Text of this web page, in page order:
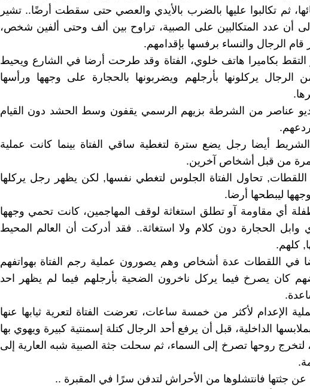
ثم تكالبوا عليها بالضرب بالأيدي والعصي حتى سقطت أرضًا.. تشير
إلى أن عدد المتكالبين على الصبية، تراوح بين ألف وحتى ألفين شخص،
الرجال والنساء برفسها بإقدامهم.
التقط بكاميرا هاتف خلوي، الفتاة وقد طرحت أرضا في الشارع ويحيط
الرجال يركلونها بأرجلهم ويضربونها بالحجارة على وجهها ورأسها
عناصر من الشرطة بزيهم الرسمي يقفون وسط الحشد دون القيام
أيضا رجل يضع سترة لتغطية ساقي الفتاة بينما كانت عملية
من قبل أشخاص آخرين.
تحاول الفتاة الجلوس لتغطي نفسها, لكن يظهر رجل يركلها
ليبطحها أرضا.
أي مقاومة آو تطلق استغاثة لوقف المهاجمين، كانت تحمي وجهها
وابل الحجارة دون كلام ولا استغاثة.. فقد أدركت أن العالم المحيط
كلهم.
في اللقطات عدة أشخاص وهم يصورون عملية رجم الفتاة بهواتفهم
كان يصرخ فيما يركل ناخرون الضحية بأرجلهم فيما لم يظهر احد
الإعدام لأكثر من خمسة ساعات، تعرضت الفتاة لتعرية ثيابها عنها
الداخلية، قبل أن يرفع أحد الرجال كتلة إسمنتية كبيرة ويهوي بها
لتخرج روحها تصرخ إلى السماء، ثم سحلت جثة الصبية شبه العارية إلى
عن جثتها فانتشلوها من الأحراش لتدفن سرًا في المقبرة ..